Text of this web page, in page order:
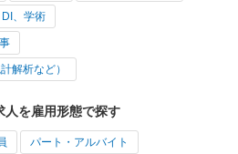
、学術
解析など）
人を雇用形態で探す
パート・アルバイト